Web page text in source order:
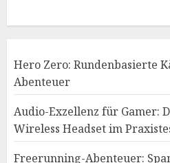
Hero Zero: Rundenbasierte
Abenteuer
Audio-Exzellenz für Gamer:
Wireless Headset im
Freerunning-Abenteuer: